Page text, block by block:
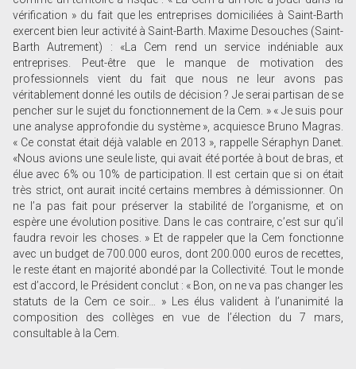
vérification » du fait que les entreprises domiciliées à Saint-Barth
exercent bien leur activité à Saint-Barth. Maxime Desouches (Saint-
Barth Autrement) : «La Cem rend un service indéniable aux
entreprises. Peut-être que le manque de motivation des
professionnels vient du fait que nous ne leur avons pas
véritablement donné les outils de décision ? Je serai partisan de se
pencher sur le sujet du fonctionnement de la Cem. » « Je suis pour
une analyse approfondie du système », acquiesce Bruno Magras.
« Ce constat était déjà valable en 2013 », rappelle Séraphyn Danet.
«Nous avions une seule liste, qui avait été portée à bout de bras, et
élue avec 6% ou 10% de participation. Il est certain que si on était
très strict, ont aurait incité certains membres à démissionner. On
ne l’a pas fait pour préserver la stabilité de l’organisme, et on
espère une évolution positive. Dans le cas contraire, c’est sur qu’il
faudra revoir les choses. » Et de rappeler que la Cem fonctionne
avec un budget de 700.000 euros, dont 200.000 euros de recettes,
le reste étant en majorité abondé par la Collectivité. Tout le monde
est d’accord, le Président conclut : « Bon, on ne va pas changer les
statuts de la Cem ce soir… » Les élus valident à l’unanimité la
composition des collèges en vue de l’élection du 7 mars,
consultable à la Cem.